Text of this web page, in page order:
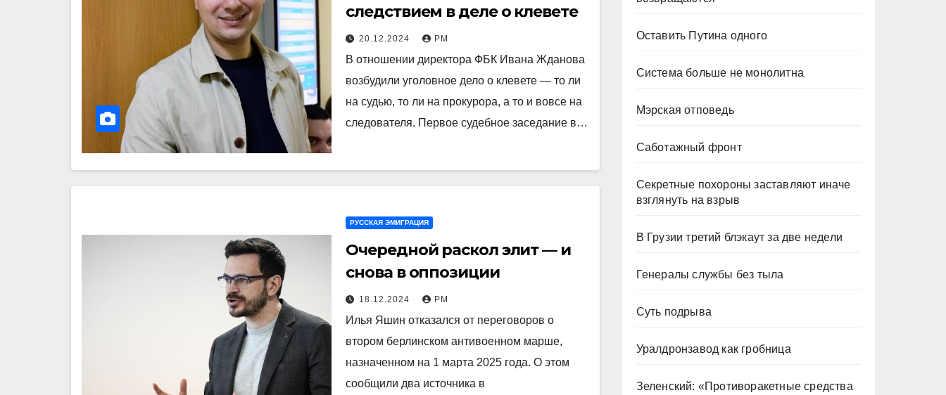
следствием в деле о клевете
20.12.2024 РМ
В отношении директора ФБК Ивана Жданова
возбудили уголовное дело о клевете — то ли
на судью, то ли на прокурора, а то и вовсе на
следователя. Первое судебное заседание в…
РУССКАЯ ЭМИГРАЦИЯ
Очередной раскол элит — и
снова в оппозиции
18.12.2024 РМ
Илья Яшин отказался от переговоров о
втором берлинском антивоенном марше,
назначенном на 1 марта 2025 года. О этом
сообщили два источника в
Оставить Путина одного
Система больше не монолитна
Мэрская отповедь
Саботажный фронт
Секретные похороны заставляют иначе
взглянуть на взрыв
В Грузии третий блэкаут за две недели
Генералы службы без тыла
Суть подрыва
Уралдронзавод как гробница
Зеленский: «Противоракетные средства